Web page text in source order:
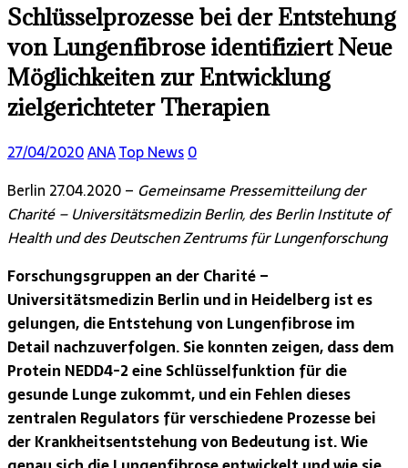
Schlüsselprozesse bei der Entstehung
von Lungenfibrose identifiziert Neue
Möglichkeiten zur Entwicklung
zielgerichteter Therapien
27/04/2020ANATop News0
Berlin 27.04.2020 – Gemeinsame Pressemitteilung der
Charité – Universitätsmedizin Berlin, des Berlin Institute of
Health und des Deutschen Zentrums für Lungenforschung
Forschungsgruppen an der Charité –
Universitätsmedizin Berlin und in Heidelberg ist es
gelungen, die Entstehung von Lungenfibrose im
Detail nachzuverfolgen. Sie konnten zeigen, dass dem
Protein NEDD4-2 eine Schlüsselfunktion für die
gesunde Lunge zukommt, und ein Fehlen dieses
zentralen Regulators für verschiedene Prozesse bei
der Krankheitsentstehung von Bedeutung ist. Wie